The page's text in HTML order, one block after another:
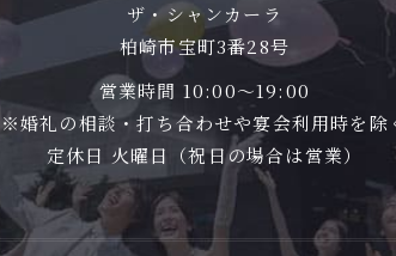
ザ・シャンカーラ
柏崎市宝町3番28号
営業時間 10:00〜19:00
※婚礼の相談・打ち合わせや宴会利用時を除
定休日 火曜日（祝日の場合は営業）